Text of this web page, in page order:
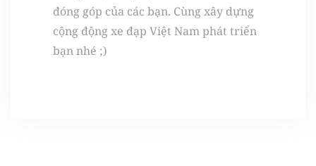
đóng góp của các bạn. Cùng xây dựng
cộng động xe đạp Việt Nam phát triển
bạn nhé ;)